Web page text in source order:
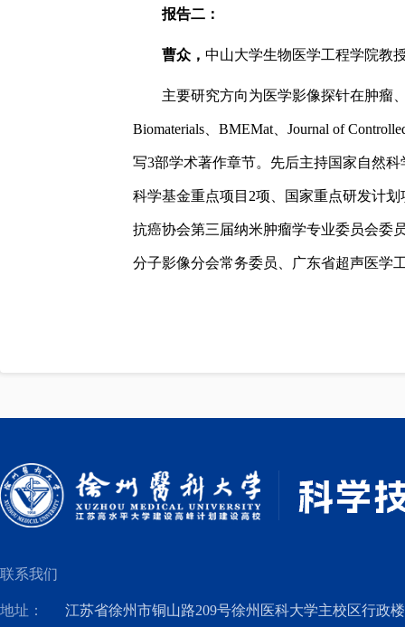
报告二：
曹众， 中山大学生物医学工程学院教
主要研究方向为医学影像探针在肿瘤
Biomaterials、BMEMat、Journal of
写3部学术著作章节。先后主持国家自然
科学基金重点项目2项、国家重点研发计
抗癌协会第三届纳米肿瘤学专业委员会委
分子影像分会常务委员、广东省超声医学
联系我们
地址： 江苏省徐州市铜山路209号徐州医科大学主校区行政